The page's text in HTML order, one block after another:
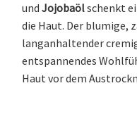
und Jojobaölschenkt
die Haut. Der blumige,
langanhaltender
entspannendes
Haut vor dem